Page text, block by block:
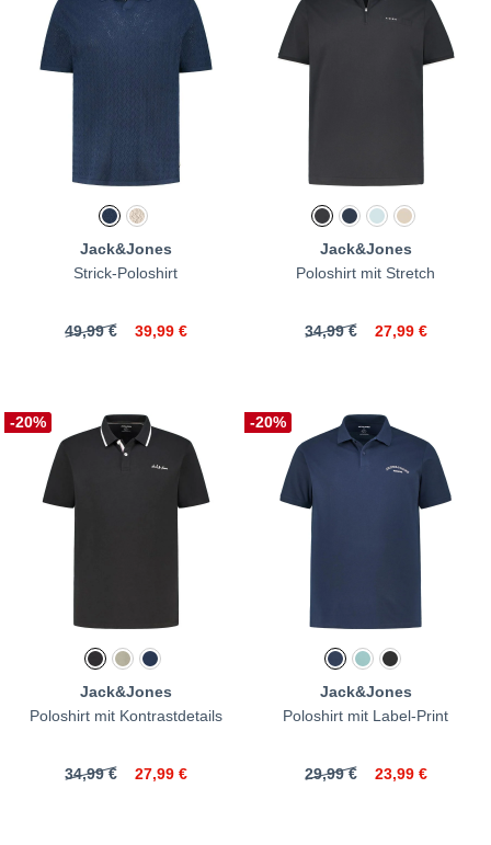
Jack&Jones
Strick-Poloshirt
49,99 € 39,99 €
Jack&Jones
Poloshirt mit Stretch
34,99 € 27,99 €
-20%
Jack&Jones
Poloshirt mit Kontrastdetails
34,99 € 27,99 €
-20%
Jack&Jones
Poloshirt mit Label-Print
29,99 € 23,99 €